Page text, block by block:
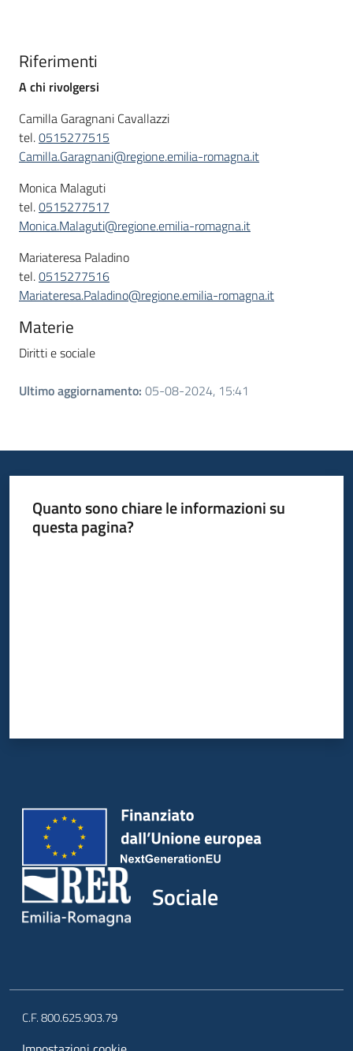
Riferimenti
A chi rivolgersi
Camilla Garagnani Cavallazzi
tel.0515277515
Camilla.Garagnani@regione.emilia-romagna.it
Monica Malaguti
tel.0515277517
Monica.Malaguti@regione.emilia-romagna.it
Mariateresa Paladino
tel.0515277516
Mariateresa.Paladino@regione.emilia-romagna.it
Materie
Diritti e sociale
Ultimo aggiornamento: 05-08-2024, 15:41
Quanto sono chiare le informazioni su
questa pagina?
Sociale
C.F. 800.625.903.79